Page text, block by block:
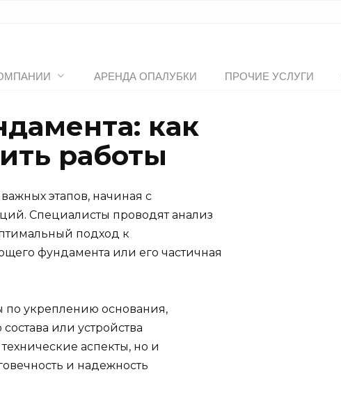
АРЕНДА ОПАЛУБКИ ПРОЧИЕ УСЛУГИ
как
работы
этапов, начиная с
Специалисты проводят анализ
подход к
фундамента или его частичная
по укреплению основания,
или устройства
аспекты, но и
и надежность